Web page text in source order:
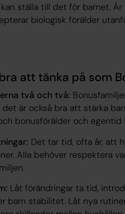
ställa till det för barnet.
biologisk förälder
att tänka på som
två och två:
det är också bra att stärka
bonusförälder och egentid
Det tar tid, ofta år, att
Alla behöver respektera
Låt förändringar ta tid,
barn stabilitet. Låt nya